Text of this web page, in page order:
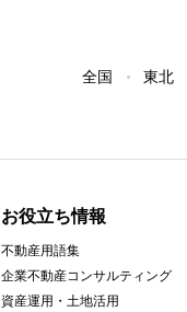
全国 東北
お役立ち情報
不動産用語集
企業不動産コンサルティング
資産運用・土地活用